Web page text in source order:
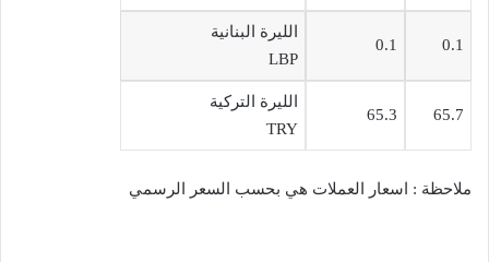
0.1
0.1
الليرة البنانية
LBP
65.7
65.3
الليرة التركية
TRY
ملاحظة : اسعار العملات هي بحسب السعر الرسمي